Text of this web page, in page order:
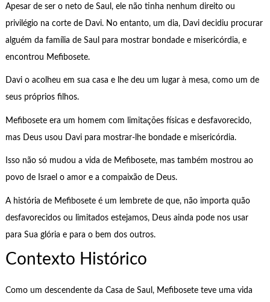
Apesar de ser o neto de Saul, ele não tinha nenhum direito ou
privilégio na corte de Davi. No entanto, um dia, Davi decidiu procurar
alguém da família de Saul para mostrar bondade e misericórdia, e
encontrou Mefibosete.
Davi o acolheu em sua casa e lhe deu um lugar à mesa, como um de
seus próprios filhos.
Mefibosete era um homem com limitações físicas e desfavorecido,
mas Deus usou Davi para mostrar-lhe bondade e misericórdia.
Isso não só mudou a vida de Mefibosete, mas também mostrou ao
povo de Israel o amor e a compaixão de Deus.
A história de Mefibosete é um lembrete de que, não importa quão
desfavorecidos ou limitados estejamos, Deus ainda pode nos usar
para Sua glória e para o bem dos outros.
Contexto Histórico
Como um descendente da Casa de Saul, Mefibosete teve uma vida